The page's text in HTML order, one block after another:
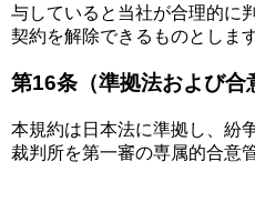
与していると当社が合理的に
契約を解除できるものとします
第16条（準拠法および合
本規約は日本法に準拠し、紛
裁判所を第一審の専属的合意